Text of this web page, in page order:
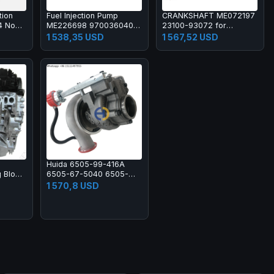
Non
Fuel Injection Pump
ME226698 9700360403
for Mitsubishi Engine
4D34 4D34T
1 538,35 USD
CRANKSHAFT ME072197
23100-93072 for
Compatible with
Mitsubishi 6D16 6D16T
1 567,52 USD
Block
Huida 6505-99-416A
6505-67-5040 6505-
67-5030 Turbocharger
Turbo Kit for PC200
1 570,8 USD